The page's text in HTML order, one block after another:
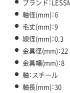
ブランド：
軸径(mm)：6
毛丈(mm)：9
線径(mm)：0.3
金具径(mm)：22
金具幅(mm)：8
軸：スチール
軸長(mm)：30